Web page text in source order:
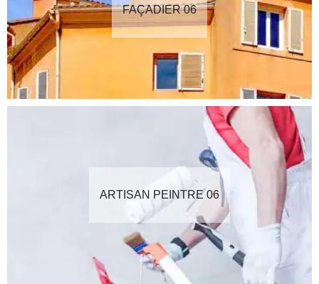
FAÇADIER 06
ARTISAN PEINTRE 06